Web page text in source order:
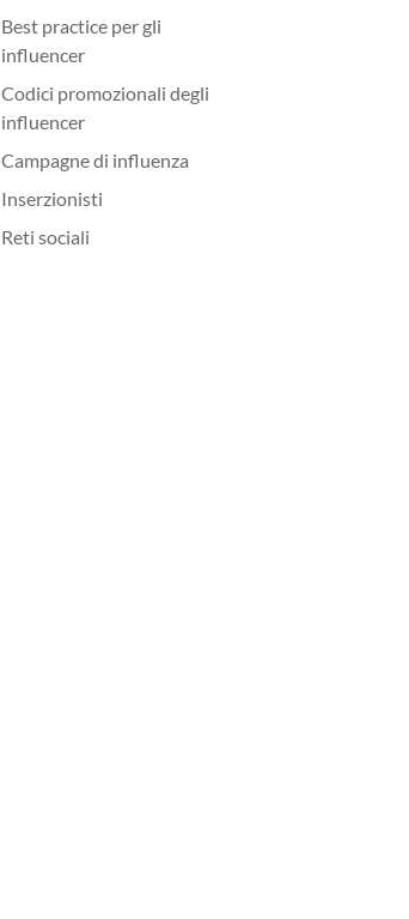
Best practice per gli
influencer
Codici promozionali degli
influencer
Campagne di influenza
Inserzionisti
Reti sociali